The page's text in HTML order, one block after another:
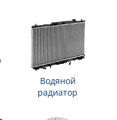
Водяной
радиатор